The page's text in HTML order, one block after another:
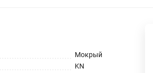
Мокрый
KN